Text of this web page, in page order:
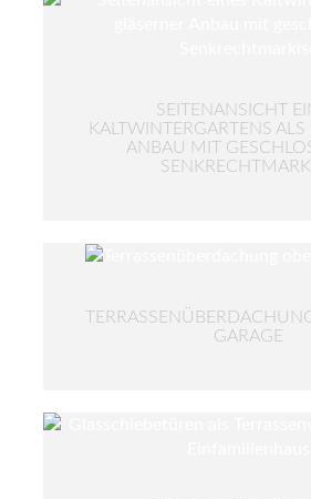
SEITENANSICHT
KALTWINTERGARTENS ALS
ANBAU MIT
GARAGE